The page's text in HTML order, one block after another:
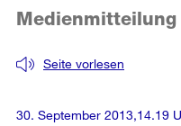
Seite vorlesen
Medienmitteilung
30. September 2013,14.19